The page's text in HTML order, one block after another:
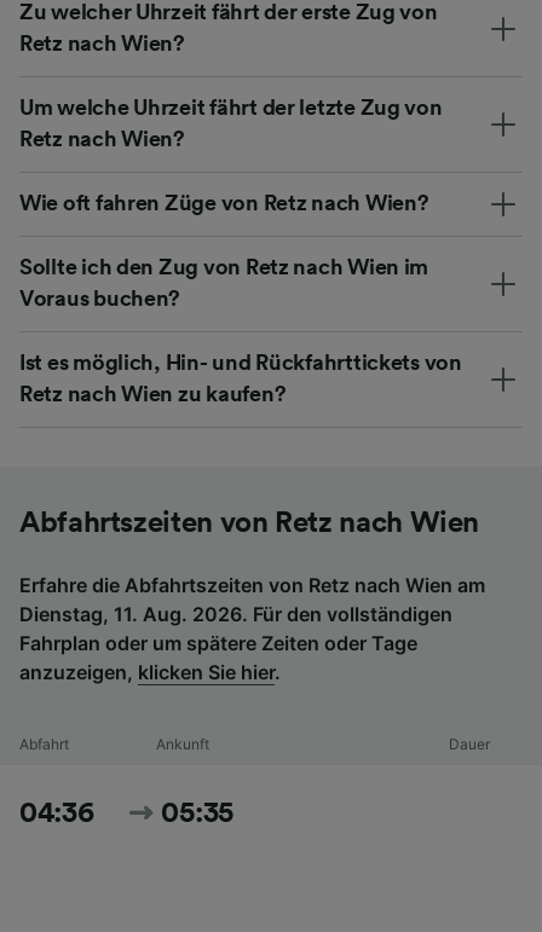
Zu welcher Uhrzeit fährt der erste Zug von
Retz nach Wien?
Um welche Uhrzeit fährt der letzte Zug von
Retz nach Wien?
Wie oft fahren Züge von Retz nach Wien?
Sollte ich den Zug von Retz nach Wien im
Voraus buchen?
Ist es möglich, Hin- und Rückfahrttickets von
Retz nach Wien zu kaufen?
Abfahrtszeiten von Retz nach Wien
Erfahre die Abfahrtszeiten von Retz nach Wien am
Dienstag, 11. Aug. 2026. Für den vollständigen
Fahrplan oder um spätere Zeiten oder Tage
anzuzeigen, klicken Sie hier.
Abfahrt Ankunft Dauer
04:36 05:35